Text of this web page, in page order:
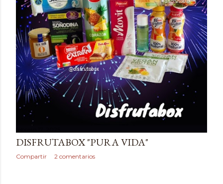
DISFRUTABOX "PURA VIDA"
Compartir 2 comentarios